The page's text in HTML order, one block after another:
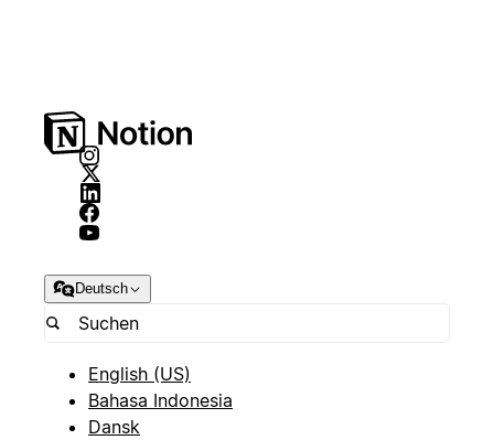
Deutsch
English (US)
Bahasa Indonesia
Dansk